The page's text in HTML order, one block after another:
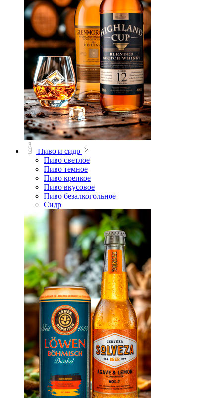
Пиво и сидр
Пиво светлое
Пиво темное
Пиво крепкое
Пиво вкусовое
Пиво безалкогольное
Сидр